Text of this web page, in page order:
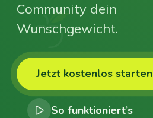
Community dein
Wunschgewicht.
Jetzt kostenlos starten
So funktioniert’s